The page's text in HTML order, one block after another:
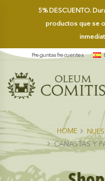
5% DESCUENTO.
productos que se
Preguntas frecuentes
HOME
CANASTAS Y